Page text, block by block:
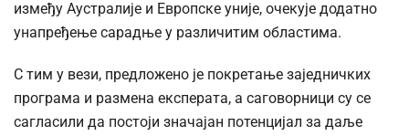
између Аустралије и Европске уније, очекује додатно
унапређење сарадње у различитим областима.
С тим у вези, предложено је покретање заједничких
програма и размена експерата, а саговорници су се
сагласили да постоји значајан потенцијал за даље